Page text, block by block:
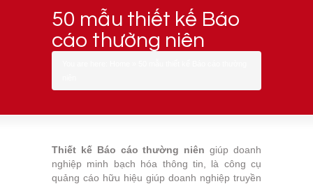
50 mẫu thiết kế Báo
cáo thường niên
Thiết kế Báo cáo thường niêngiúp doanh
nghiệp minh bạch hóa thông tin, là công cụ
quảng cáo hữu hiệu giúp doanh nghiệp truyền